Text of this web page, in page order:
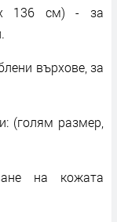
136 см) - за
върхове, за
(голям размер,
на кожата